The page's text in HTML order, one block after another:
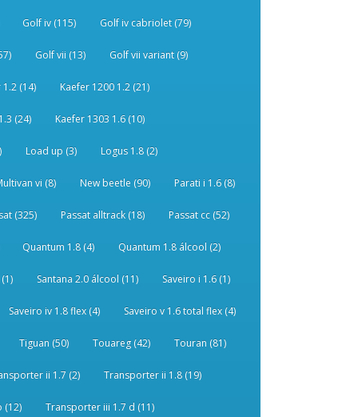
Golf iv (115) Golf iv cabriolet (79)
Golf vii (13) Golf vii variant (9)
1.2 (14) Kaefer 1200 1.2 (21)
(24) Kaefer 1303 1.6 (10)
Load up (3) Logus 1.8 (2)
vi (8) New beetle (90) Parati i 1.6 (8)
(325) Passat alltrack (18) Passat cc (52)
Quantum 1.8 (4) Quantum 1.8 álcool (2)
Santana 2.0 álcool (11) Saveiro i 1.6 (1)
Saveiro iv 1.8 flex (4) Saveiro v 1.6 total flex (4)
Tiguan (50) Touareg (42) Touran (81)
ii 1.7 (2) Transporter ii 1.8 (19)
(12) Transporter iii 1.7 d (11)